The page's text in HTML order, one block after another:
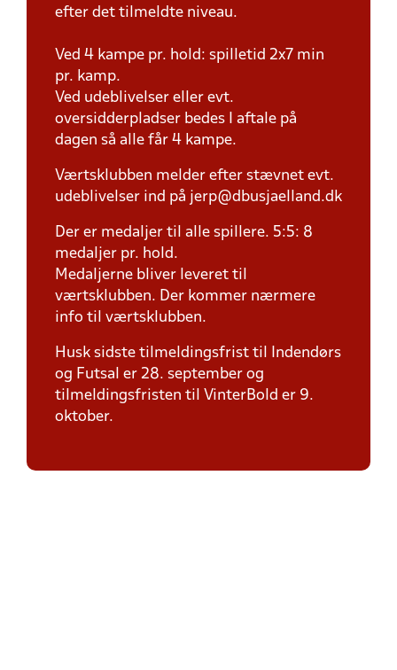
efter det tilmeldte niveau.
Ved 4 kampe pr. hold: spilletid 2x7 min
pr. kamp.
Ved udeblivelser eller evt.
oversidderpladser bedes I aftale på
dagen så alle får 4 kampe.
Værtsklubben melder efter stævnet evt.
udeblivelser ind på jerp@dbusjaelland.dk
Der er medaljer til alle spillere. 5:5: 8
medaljer pr. hold.
Medaljerne bliver leveret til
værtsklubben. Der kommer nærmere
info til værtsklubben.
Husk sidste tilmeldingsfrist til Indendørs
og Futsal er 28. september og
tilmeldingsfristen til VinterBold er 9.
oktober.